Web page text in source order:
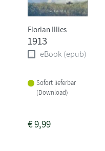
Florian Illies
1913
eBook (epub)
Sofort lieferbar
(Download)
€9,99